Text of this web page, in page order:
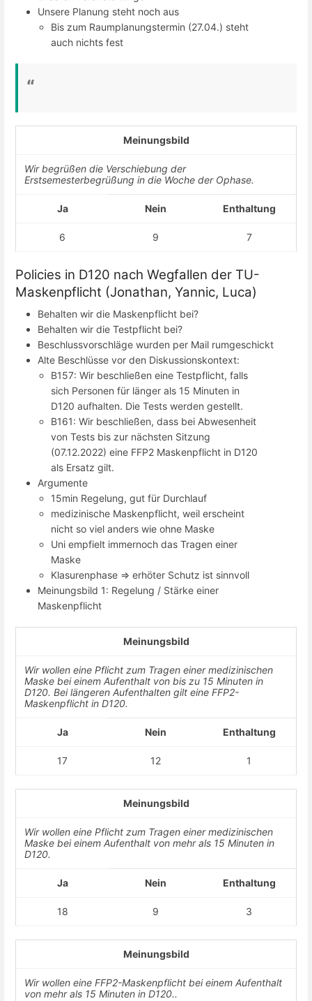
Unsere Planung steht noch aus
Bis zum Raumplanungstermin (27.04.) steht
auch nichts fest
Meinungsbild
Wir begrüßen die Verschiebung der
Erstsemesterbegrüßung in die Woche der Ophase.
Ja Nein Enthaltung
6 9 7
Policies in D120 nach Wegfallen der TU-
Maskenpflicht (Jonathan, Yannic, Luca)
Behalten wir die Maskenpflicht bei?
Behalten wir die Testpflicht bei?
Beschlussvorschläge wurden per Mail rumgeschickt
Alte Beschlüsse vor den Diskussionskontext:
B157: Wir beschließen eine Testpflicht, falls
sich Personen für länger als 15 Minuten in
D120 aufhalten. Die Tests werden gestellt.
B161: Wir beschließen, dass bei Abwesenheit
von Tests bis zur nächsten Sitzung
(07.12.2022) eine FFP2 Maskenpflicht in D120
als Ersatz gilt.
Argumente
15min Regelung, gut für Durchlauf
medizinische Maskenpflicht, weil erscheint
nicht so viel anders wie ohne Maske
Uni empfielt immernoch das Tragen einer
Maske
Klasurenphase => erhöter Schutz ist sinnvoll
Meinungsbild 1: Regelung / Stärke einer
Maskenpflicht
Meinungsbild
Wir wollen eine Pflicht zum Tragen einer medizinischen
Maske bei einem Aufenthalt von bis zu 15 Minuten in
D120. Bei längeren Aufenthalten gilt eine FFP2-
Maskenpflicht in D120.
Ja Nein Enthaltung
17 12 1
Meinungsbild
Wir wollen eine Pflicht zum Tragen einer medizinischen
Maske bei einem Aufenthalt von mehr als 15 Minuten in
D120.
Ja Nein Enthaltung
18 9 3
Meinungsbild
Wir wollen eine FFP2-Maskenpflicht bei einem Aufenthalt
von mehr als 15 Minuten in D120..